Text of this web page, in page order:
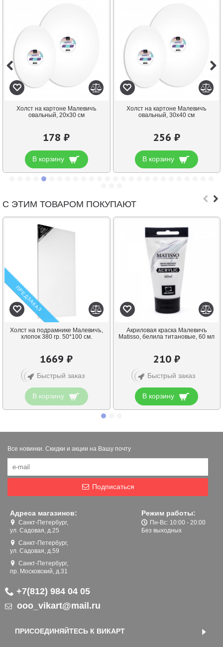
Холст на картоне Малевичъ
овальный, 20х30 см
178 ₽
В корзину
Холст на картоне Малевичъ
овальный, 30х40 см
256 ₽
В корзину
С ЭТИМ ТОВАРОМ ПОКУПАЮТ
ПРЕДЗАКАЗ
Холст на подрамнике Малевичъ,
хлопок 380 гр. 50*100 см.
1669 ₽
Быстрый заказ
В корзину
Акриловая краска Малевичъ
Matisso, белила титановые, 60 мл
210 ₽
Быстрый заказ
В корзину
Все новинки. Скидки и акции на Вашу почту
Подписаться
Адреса магазинов:
Санкт-Петербург,
ул. Садовая, д.25
Санкт-Петербург,
ул. Садовая, д.59
Санкт-Петербург,
пр. Московский, д.31
Режим работы:
Пн-Вс: 10:00 - 20:00
Без выходных
+7(812) 984 04 05
ooo_vikart@mail.ru
ПРИСОЕДИНЯЙТЕСЬ К ВИКАРТ